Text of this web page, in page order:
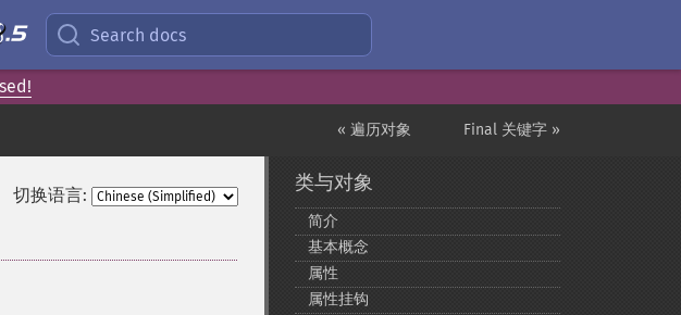
Search docs
Final 关键字 »
« 遍历对象
切换语言:
类与对象
简介
基本概念
属性
属性挂钩